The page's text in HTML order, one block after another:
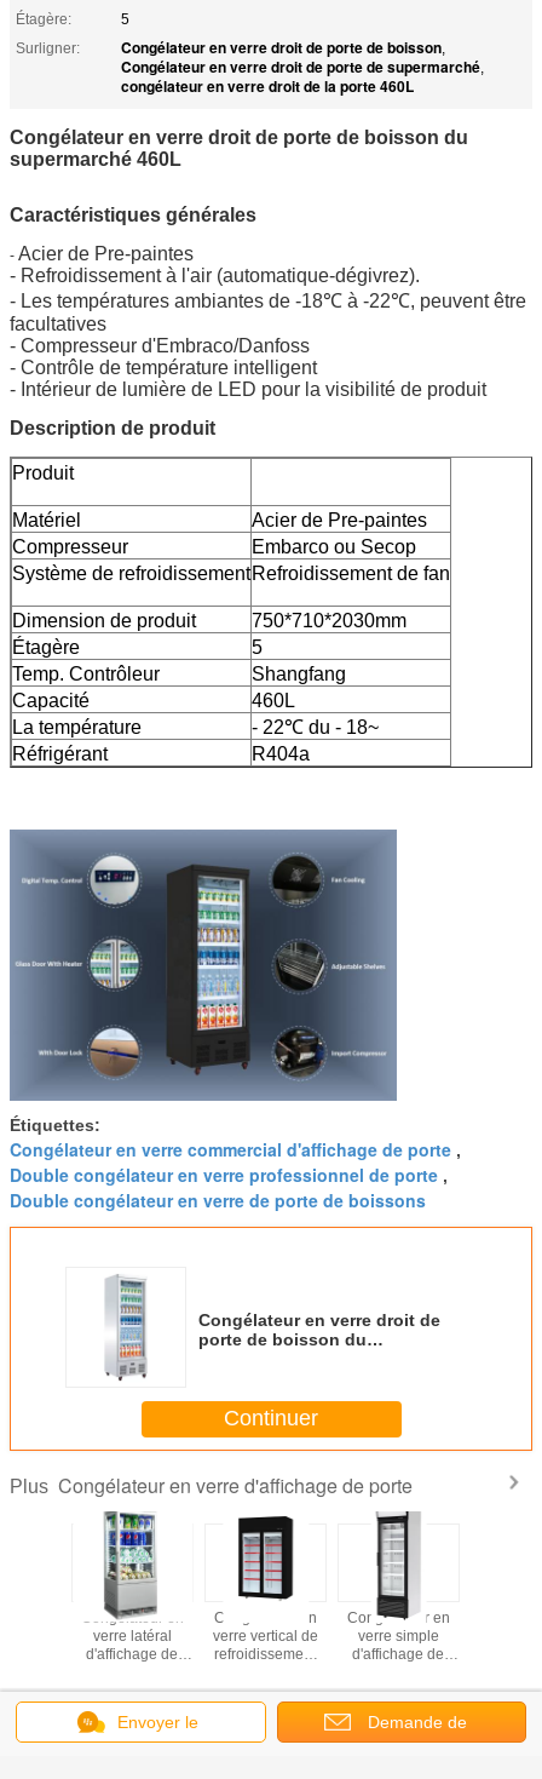
Étagère:
5
Surligner:
Congélateur en verre droit de porte de boisson,
Congélateur en verre droit de porte de supermarché,
congélateur en verre droit de la porte 460L
Congélateur en verre droit de porte de boisson du
supermarché 460L
Caractéristiques générales
- Acier de Pre-paintes
- Refroidissement à l'air (automatique-dégivrez).
- Les températures ambiantes de -18℃ à -22℃, peuvent être
facultatives
- Compresseur d'Embraco/Danfoss
- Contrôle de température intelligent
- Intérieur de lumière de LED pour la visibilité de produit
Description de produit
Produit
Matériel
Acier de Pre-paintes
Compresseur
Embarco ou Secop
Système de refroidissementRefroidissement de fan
Dimension de produit
750*710*2030mm
Étagère
5
Temp. Contrôleur
Shangfang
Capacité
460L
La température
‐ 22℃ du ‐ 18~
Réfrigérant
R404a
Étiquettes:
Congélateur en verre commercial d'affichage de porte ,
Double congélateur en verre professionnel de porte ,
Double congélateur en verre de porte de boissons
Congélateur en verre droit de
porte de boisson du
Continuer
Plus Congélateur en verre d'affichage de porte
Congélateur en
verre latéral
d'affichage de
de Tableau du
message
publicitaire quatre
Congélateur en
verre vertical de
refroidissement
d'épicerie de fan
Congélateur en
verre simple
d'affichage de
supermarché
vertical
Envoyer le Demande de
Changez la langue
French